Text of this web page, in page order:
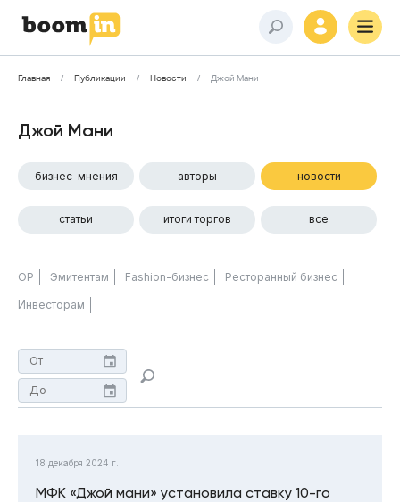
Главная Публикации Новости Джой Мани
Джой Мани
бизнес-мнения авторы новости
статьи итоги торгов все
ОР Эмитентам Fashion-бизнес Ресторанный бизнес
Инвесторам
18 декабря 2024 г.
МФК «Джой мани» установила ставку 10-го